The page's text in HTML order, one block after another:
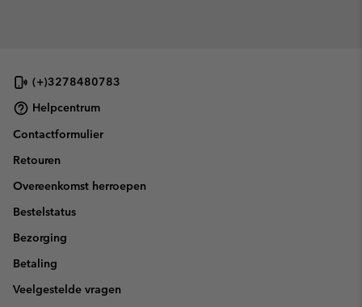
(+)3278480783
Helpcentrum
Contactformulier
Retouren
Overeenkomst herroepen
Bestelstatus
Bezorging
Betaling
Veelgestelde vragen